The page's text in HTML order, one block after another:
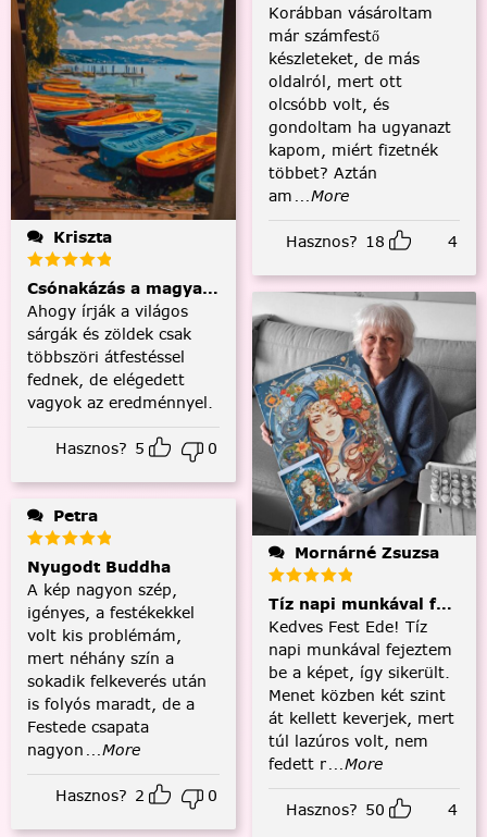
Kriszta
Csónakázás a magyar tengeren
Ahogy írják a világos
sárgák és zöldek csak
többszöri átfestéssel
fednek, de elégedett
vagyok az eredménnyel.
Hasznos? 5 0
Petra
Nyugodt Buddha
A kép nagyon szép,
igényes, a festékekkel
volt kis problémám,
mert néhány szín a
sokadik felkeverés után
is folyós maradt, de a
Festede csapata
nagyon ...More
Hasznos? 2 0
Korábban vásároltam
már számfestő
készleteket, de más
oldalról, mert ott
olcsóbb volt, és
gondoltam ha ugyanazt
kapom, miért fizetnék
többet? Aztán
am ...More
Hasznos? 18 4
Mornárné Zsuzsa
Tíz napi munkával
Kedves Fest Ede! Tíz
napi munkával fejeztem
be a képet, így sikerült.
Menet közben két szint
át kellett keverjek, mert
túl lazúros volt, nem
fedett r...More
Hasznos? 50 4